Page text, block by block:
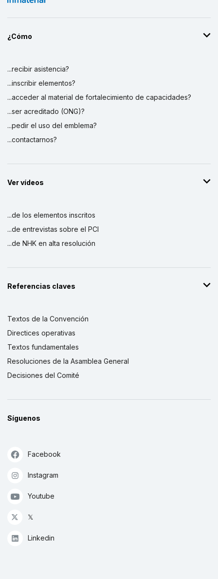
¿Cómo
...recibir asistencia?
...inscribir elementos?
...acceder al material de fortalecimiento de capacidades?
...ser acreditado (ONG)?
...pedir el uso del emblema?
...contactarnos?
Ver vídeos
...de los elementos inscritos
...de entrevistas sobre el PCI
...de NHK en alta resolución
Referencias claves
Textos de la Convención
Directices operativas
Textos fundamentales
Resoluciones de la Asamblea General
Decisiones del Comité
Síguenos
Facebook
Instagram
Youtube
𝕏
Linkedin